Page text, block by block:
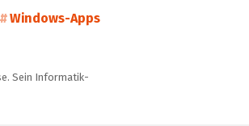
Windows-Apps
Sein Informatik-